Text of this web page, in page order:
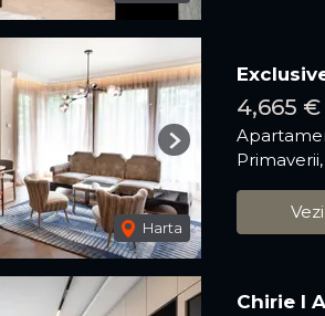
Harta
Next
4,665 €
Chirie I